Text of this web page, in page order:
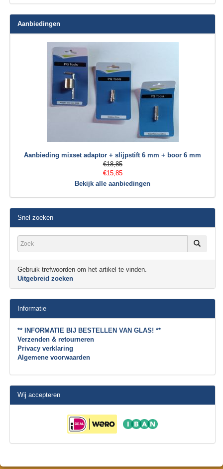
Aanbiedingen
Aanbieding mixset adaptor + slijpstift 6 mm + boor 6 mm
€18,85
€15,85
Bekijk alle aanbiedingen
Snel zoeken
Gebruik trefwoorden om het artikel te vinden.
Uitgebreid zoeken
Informatie
** INFORMATIE BIJ BESTELLEN VAN GLAS! **
Verzenden & retourneren
Privacy verklaring
Algemene voorwaarden
Wij accepteren